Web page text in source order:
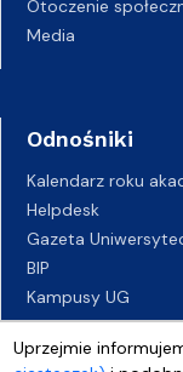
Uprzejmie
Otoczenie
Media
Odnośniki
Kalendarz roku
Helpdesk
Gazeta
BIP
Kampusy UG
Biuro Karier UG
Oferty pracy